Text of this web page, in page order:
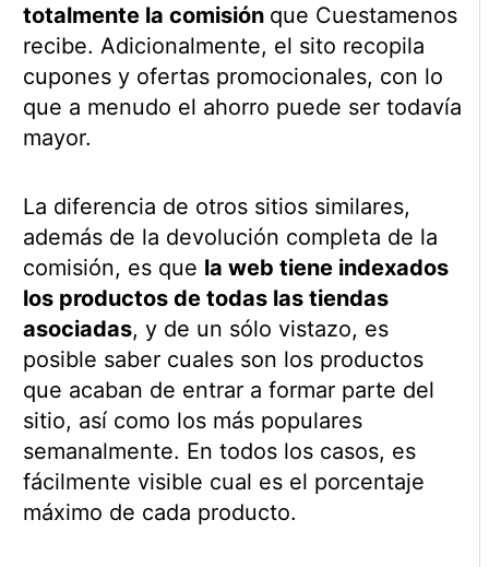
totalmente la comisión que Cuestamenos
recibe. Adicionalmente, el sito recopila
cupones y ofertas promocionales, con lo
que a menudo el ahorro puede ser todavía
mayor.
La diferencia de otros sitios similares,
además de la devolución completa de la
comisión, es que la web tiene indexados
los productos de todas las tiendas
asociadas, y de un sólo vistazo, es
posible saber cuales son los productos
que acaban de entrar a formar parte del
sitio, así como los más populares
semanalmente. En todos los casos, es
fácilmente visible cual es el porcentaje
máximo de cada producto.